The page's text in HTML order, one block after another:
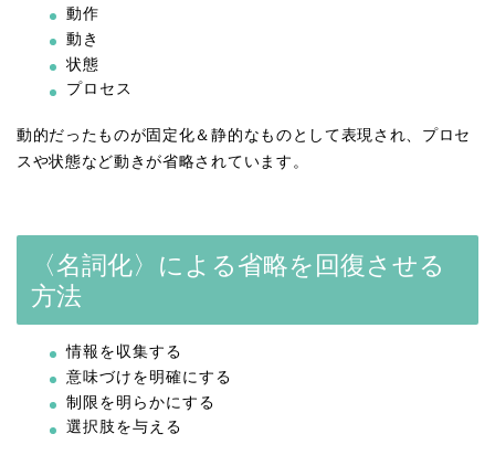
動作
動き
状態
プロセス
動的だったものが固定化＆静的なものとして表現され、プロセ
スや状態など動きが省略されています。
〈名詞化〉による省略を回復させる
方法
情報を収集する
意味づけを明確にする
制限を明らかにする
選択肢を与える